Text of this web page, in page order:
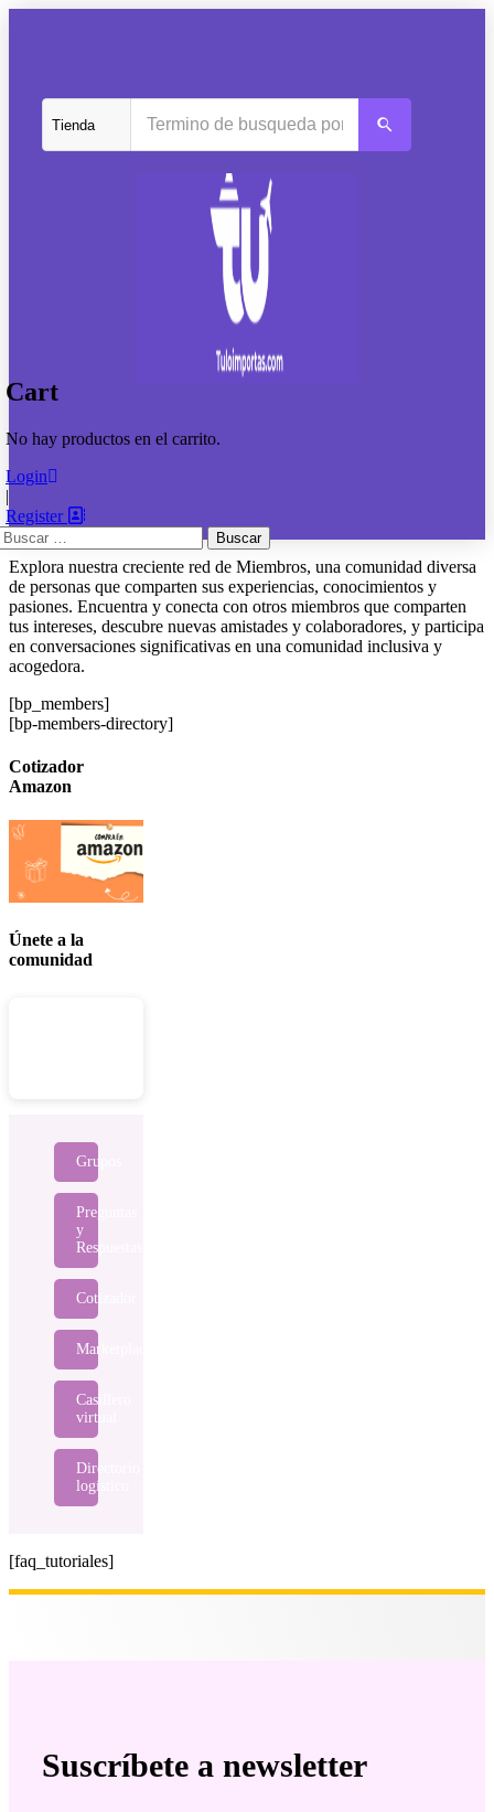
Cart
No hay productos en el carrito.
Login
|
Register
Explora nuestra creciente red de Miembros, una comunidad diversa
de personas que comparten sus experiencias, conocimientos y
pasiones. Encuentra y conecta con otros miembros que comparten
tus intereses, descubre nuevas amistades y colaboradores, y participa
en conversaciones significativas en una comunidad inclusiva y
acogedora.
[bp_members]
[bp-members-directory]
Cotizador
Amazon
Únete a la
comunidad
Grupos
Preguntas
y
Respuestas
Cotizador
Marketplace
Casillero
virtual
Directorio
logístico
[faq_tutoriales]
Suscríbete a newsletter